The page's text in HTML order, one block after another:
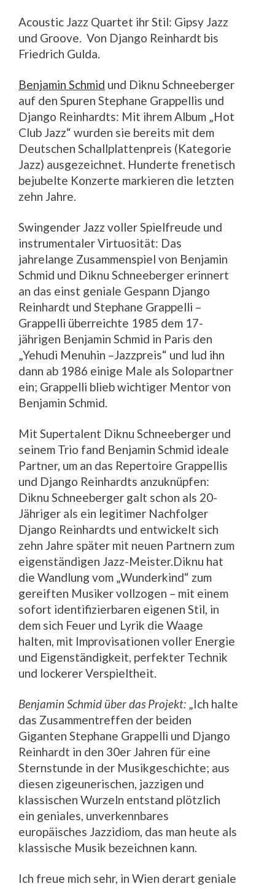
Acoustic Jazz Quartet ihr Stil: Gipsy Jazz
und Groove. Von Django Reinhardt bis
Friedrich Gulda.
Benjamin Schmid und Diknu Schneeberger
auf den Spuren Stephane Grappellis und
Django Reinhardts: Mit ihrem Album „Hot
Club Jazz“ wurden sie bereits mit dem
Deutschen Schallplattenpreis (Kategorie
Jazz) ausgezeichnet. Hunderte frenetisch
bejubelte Konzerte markieren die letzten
zehn Jahre.
Swingender Jazz voller Spielfreude und
instrumentaler Virtuosität: Das
jahrelange Zusammenspiel von Benjamin
Schmid und Diknu Schneeberger erinnert
an das einst geniale Gespann Django
Reinhardt und Stephane Grappelli –
Grappelli überreichte 1985 dem 17-
jährigen Benjamin Schmid in Paris den
„Yehudi Menuhin –Jazzpreis“ und lud ihn
dann ab 1986 einige Male als Solopartner
ein; Grappelli blieb wichtiger Mentor von
Benjamin Schmid.
Mit Supertalent Diknu Schneeberger und
seinem Trio fand Benjamin Schmid ideale
Partner, um an das Repertoire Grappellis
und Django Reinhardts anzuknüpfen:
Diknu Schneeberger galt schon als 20-
Jähriger als ein legitimer Nachfolger
Django Reinhardts und entwickelt sich
zehn Jahre später mit neuen Partnern zum
eigenständigen Jazz-Meister.Diknu hat
die Wandlung vom „Wunderkind“ zum
gereiften Musiker vollzogen – mit einem
sofort identifizierbaren eigenen Stil, in
dem sich Feuer und Lyrik die Waage
halten, mit Improvisationen voller Energie
und Eigenständigkeit, perfekter Technik
und lockerer Verspieltheit.
Benjamin Schmid über das Projekt: „Ich halte
das Zusammentreffen der beiden
Giganten Stephane Grappelli und Django
Reinhardt in den 30er Jahren für eine
Sternstunde in der Musikgeschichte; aus
diesen zigeunerischen, jazzigen und
klassischen Wurzeln entstand plötzlich
ein geniales, unverkennbares
europäisches Jazzidiom, das man heute als
klassische Musik bezeichnen kann.
Ich freue mich sehr, in Wien derart geniale